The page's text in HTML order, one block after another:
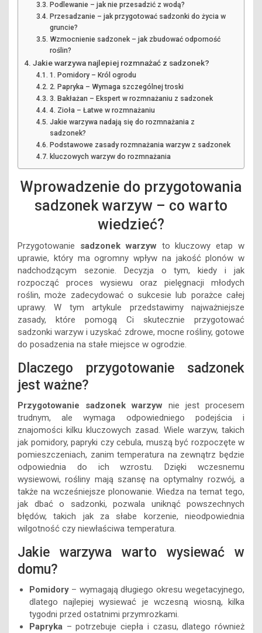
Podlewanie – jak nie przesadzić z wodą?
Przesadzanie – jak przygotować sadzonki do życia w
gruncie?
Wzmocnienie sadzonek – jak zbudować odporność
roślin?
Jakie warzywa najlepiej rozmnażać z sadzonek?
1. Pomidory – Król ogrodu
2. Papryka – Wymaga szczególnej troski
3. Bakłażan – Ekspert w rozmnażaniu z sadzonek
4. Zioła – Łatwe w rozmnażaniu
Jakie warzywa nadają się do rozmnażania z
sadzonek?
Podstawowe zasady rozmnażania warzyw z sadzonek
kluczowych warzyw do rozmnażania
Wprowadzenie do przygotowania
sadzonek warzyw – co warto
wiedzieć?
Przygotowanie sadzonek warzywto kluczowy etap w
uprawie, który ma ogromny wpływ na jakość plonów w
nadchodzącym sezonie. Decyzja o tym, kiedy i jak
rozpocząć proces wysiewu oraz pielęgnacji młodych
roślin, może zadecydować o sukcesie lub porażce całej
uprawy. W tym artykule przedstawimy najważniejsze
zasady, które pomogą Ci skutecznie przygotować
sadzonki warzyw i uzyskać zdrowe, mocne rośliny, gotowe
do posadzenia na stałe miejsce w ogrodzie.
Dlaczego przygotowanie sadzonek
jest ważne?
Przygotowanie sadzonek warzyw nie jest procesem
trudnym, ale wymaga odpowiedniego podejścia i
znajomości kilku kluczowych zasad. Wiele warzyw, takich
jak pomidory, papryki czy cebula, muszą być rozpoczęte w
pomieszczeniach, zanim temperatura na zewnątrz będzie
odpowiednia do ich wzrostu. Dzięki wczesnemu
wysiewowi, rośliny mają szansę na optymalny rozwój, a
także na wcześniejsze plonowanie. Wiedza na temat tego,
jak dbać o sadzonki, pozwala uniknąć powszechnych
błędów, takich jak za słabe korzenie, nieodpowiednia
wilgotność czy niewłaściwa temperatura.
Jakie warzywa warto wysiewać w
domu?
Pomidory – wymagają długiego okresu wegetacyjnego,
dlatego najlepiej wysiewać je wczesną wiosną, kilka
tygodni przed ostatnimi przymrozkami.
Papryka – potrzebuje ciepła i czasu, dlatego również